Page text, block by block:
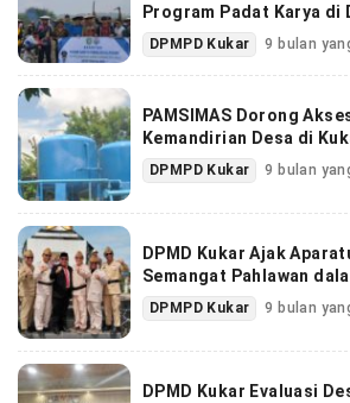
Program Padat Karya di
DPMPD Kukar 9 bulan
PAMSIMAS Dorong
Kemandirian Desa di
DPMPD Kukar 9 bulan
DPMD Kukar Ajak
Semangat Pahlawan
DPMPD Kukar 9 bulan
DPMD Kukar Evaluasi